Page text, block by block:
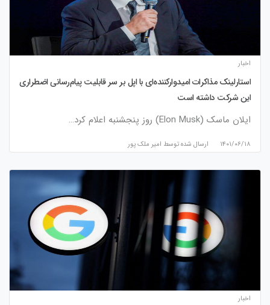
اخبار
استارلینک مذاکرات امیدوارکننده‌ای با اپل بر سر قابلیت پیام‌رسانی اضطراری
این شرکت داشته است
ایلان ماسک (Elon Musk) روز پنجشنبه اعلام کرد…
۱۴۰۱/۰۶/۱۸ ارسال شده توسط امیر ملک پور
اخبار